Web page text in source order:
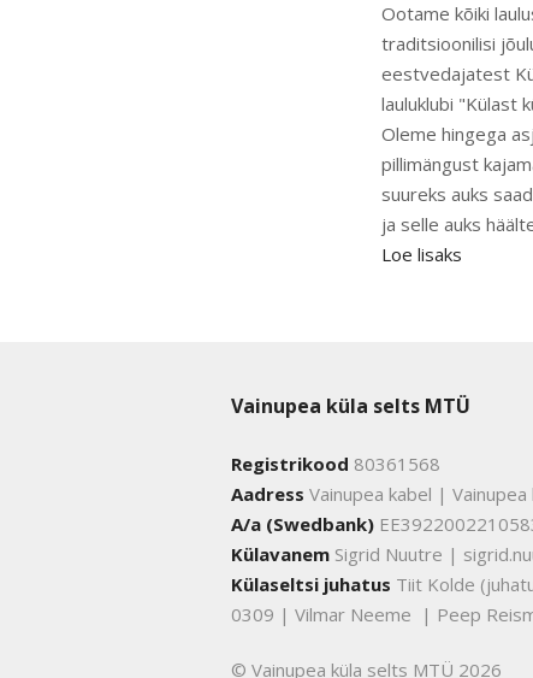
Ootame kõiki
traditsioonilisi
eestvedajatest
lauluklubi "Külast
Oleme hingega
pillimängust
suureks auks
ja selle auks
Loe lisaks
Vainupea küla selts MTÜ
Registrikood 80361568
Aadress Vainupea kabel |
A/a (Swedbank)
Külavanem Sigrid Nuutre |
Külaseltsi juhatus Tiit Kolde
0309 | Vilmar Neeme | Peep
© Vainupea küla selts MTÜ 2026